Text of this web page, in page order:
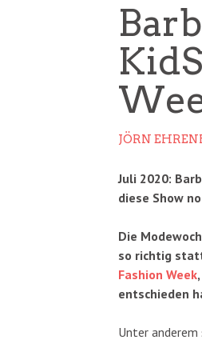
JÖRN
Juli 2020:
diese Show
Die
so richtig
Fashion Week
entschieden
Unter